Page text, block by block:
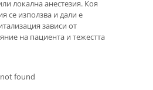
локална анестезия. Коя
се използва и дали е
зависи от
на пациента и тежестта
found